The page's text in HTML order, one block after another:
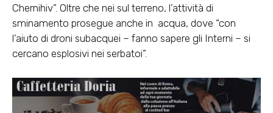
Chernihiv”. Oltre che nei sul terreno, l’attività di
sminamento prosegue anche in acqua, dove “con
l’aiuto di droni subacquei – fanno sapere gli Interni – si
cercano esplosivi nei serbatoi”.